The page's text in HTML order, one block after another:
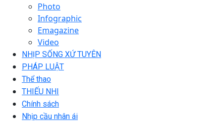
Photo
Infographic
Emagazine
Video
NHỊP SỐNG XỨ TUYÊN
PHÁP LUẬT
Thể thao
THIẾU NHI
Chính sách
Nhịp cầu nhân ái